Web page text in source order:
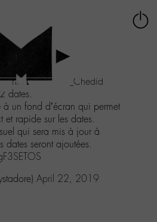
Infinie 💌 de @M_Chedid
dates.
à un fond d’écran qui permet
rapide sur les dates.
qui sera mis à jour à
seront ajoutées.
April 22, 2019